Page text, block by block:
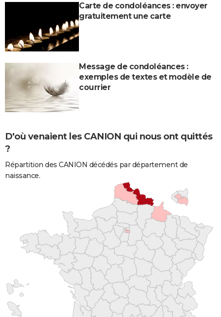
Carte de condoléances : envoyer
gratuitement une carte
Message de condoléances :
exemples de textes et modèle de
courrier
D'où venaient les CANION qui nous ont quittés
?
Répartition des CANION décédés par département de
naissance.